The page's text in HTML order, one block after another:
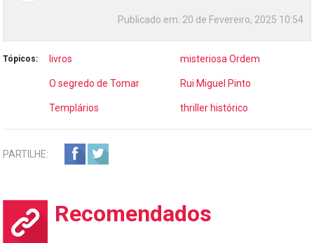
Publicado em: 20 de Fevereiro, 2025 10:54
Tópicos: livros misteriosa Ordem
O segredo de Tomar Rui Miguel Pinto
Templários thriller histórico
PARTILHE:
Recomendados